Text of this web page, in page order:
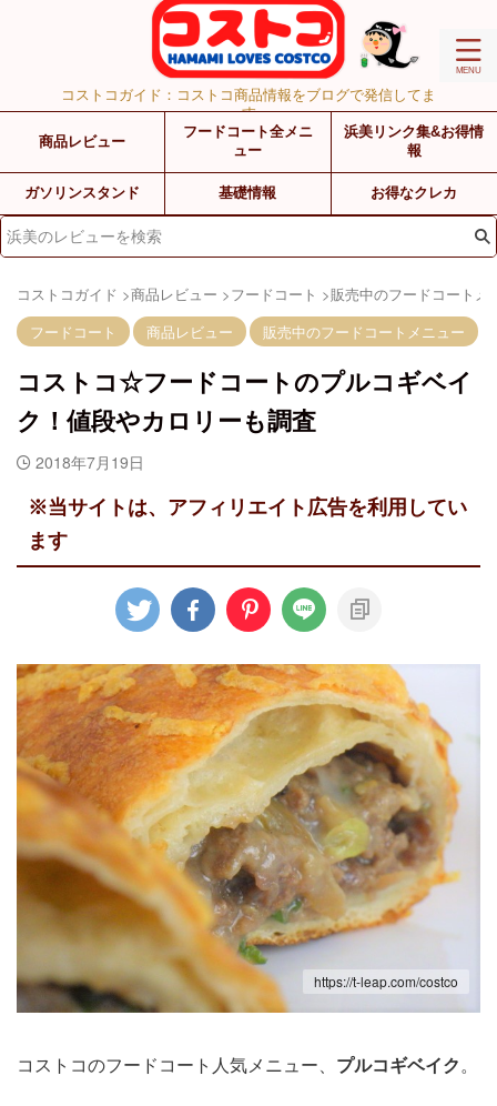
コストコガイド：コストコ商品情報をブログで発信してま
す
商品レビュー
フードコート全メニ
ュー
浜美リンク集&お得情
報
ガソリンスタンド 基礎情報 お得なクレカ
コストコガイド >商品レビュー >フードコート >販売中のフードコートメ
フードコート
商品レビュー 販売中のフードコートメニュー
コストコ☆フードコートのプルコギベイ
ク！値段やカロリーも調査
2018年7月19日
※当サイトは、アフィリエイト広告を利用してい
ます
https://t-leap.com/costco
コストコのフードコート人気メニュー、 プルコギベイク。